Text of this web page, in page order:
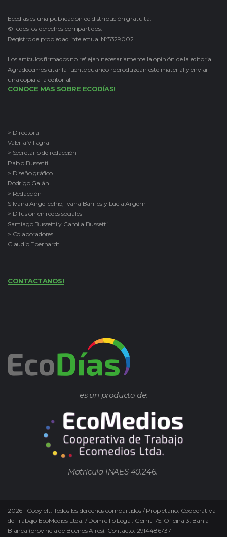
Ecodías es una publicación de distribución gratuita.
©Todos los derechos compartidos.
Registro de propiedad intelectual Nº5329002
Los artículos firmados no reflejan necesariamente la opinión de la editorial.
Agradecemos citar la fuente cuando reproduzcan este material y enviar
una copia a la editorial.
CONOCE MAS SOBRE ECODÍAS!
> Directora
Valeria Villagra
> Secretario de redacción
Pablo Bussetti
> Diseño gráfico
Rodrigo Galán
> Redacción
Silvana Angelicchio, Ivana Barrios y Lucía Argemi
> Difusión en redes sociales
Santiago Bussetti y Camila Bussetti
> Colaboradores
Claudio Eberhardt
CONTACTANOS!
es un producto de:
Matrícula INAES 40.246.
2026– Copyleft. Todos los derechos compartidos / Propietario: Cooperativa
de Trabajo EcoMedios Ltda. / Domicilio Legal: Gorriti 75. Oficina 3. Bahía
Blanca (provincia de Buenos Aires). Contacto. 2914486737 –